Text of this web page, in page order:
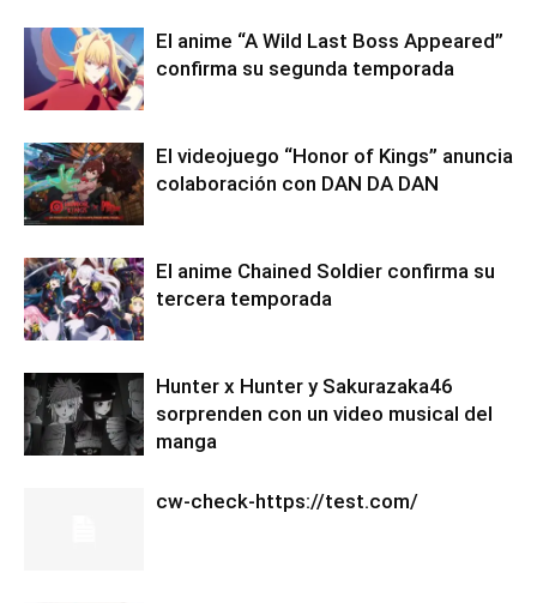
El anime “A Wild Last Boss Appeared”
confirma su segunda temporada
El videojuego “Honor of Kings” anuncia
colaboración con DAN DA DAN
El anime Chained Soldier confirma su
tercera temporada
Hunter x Hunter y Sakurazaka46
sorprenden con un video musical del
manga
cw-check-https://test.com/